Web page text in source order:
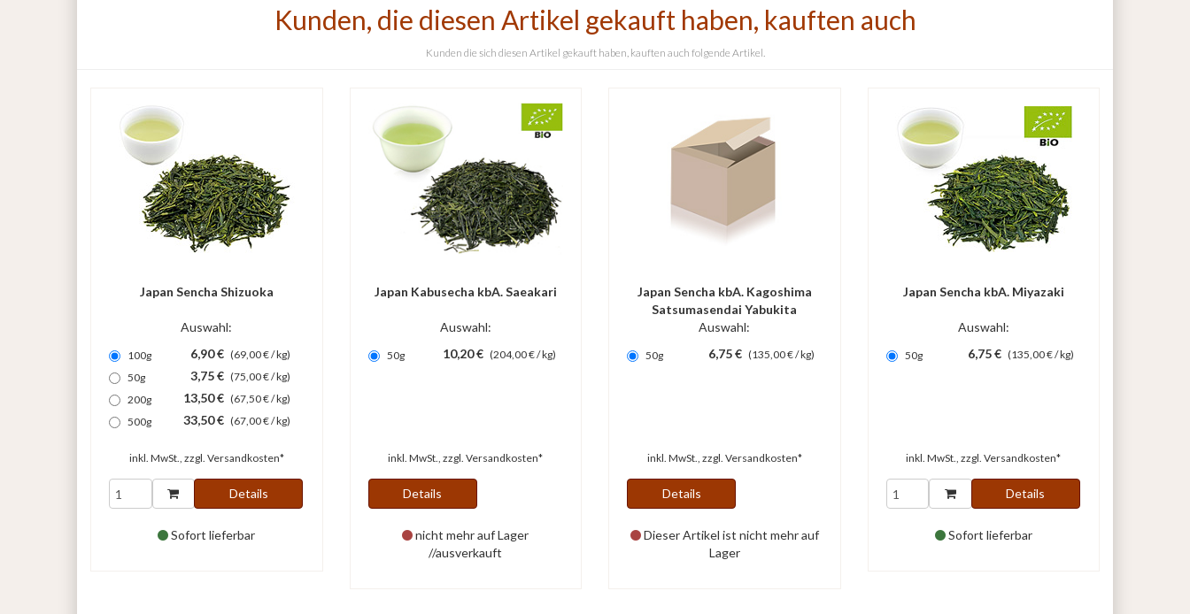
Kunden, die diesen Artikel gekauft haben, kauften auch
Kunden die sich diesen Artikel gekauft haben, kauften auch folgende Artikel.
Japan Sencha Shizuoka
Auswahl:
100g 6,90 € (69,00 € / kg)
50g
3,75 € (75,00 € / kg)
200g
13,50 € (67,50 € / kg)
500g
33,50 € (67,00 € / kg)
inkl. MwSt., zzgl. Versandkosten*
Details
Sofort lieferbar
Japan Kabusecha kbA. Saeakari
Auswahl:
50g 10,20 € (204,00 € / kg)
inkl. MwSt., zzgl.Versandkosten*
Details
nicht mehr auf Lager
//ausverkauft
Japan Sencha kbA. Kagoshima
Satsumasendai Yabukita
Auswahl:
50g 6,75 € (135,00 € / kg)
inkl. MwSt., zzgl. Versandkosten*
Details
Dieser Artikel ist nicht mehr auf
Lager
Japan Sencha kbA. Miyazaki
Auswahl:
50g 6,75 € (135,00 € / kg)
inkl. MwSt., zzgl.Versandkosten*
Details
Sofort lieferbar